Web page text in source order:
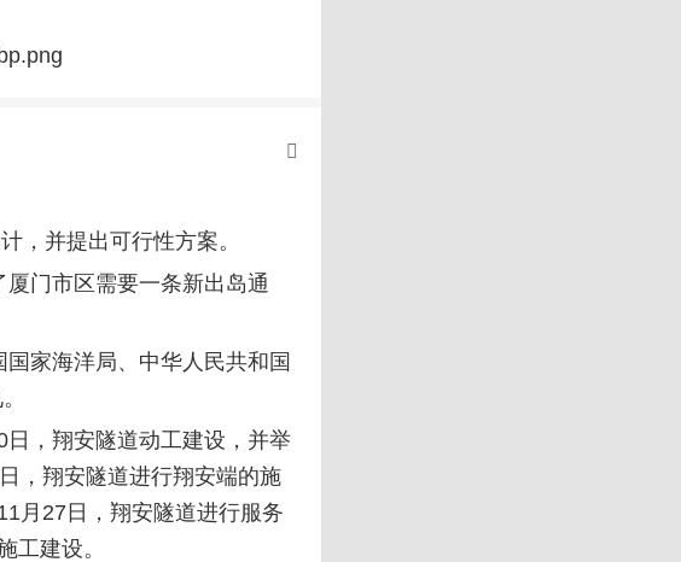
，并提出可行性方案。
门市区需要一条新出岛通
家海洋局、中华人民共和国
日，翔安隧道动工建设，并举
，翔安隧道进行翔安端的施
月27日，翔安隧道进行服务
工建设。